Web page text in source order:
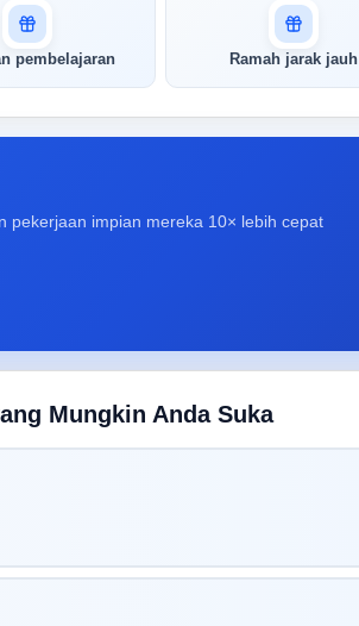
pembelajaran Ramah jarak jauh
pekerjaan impian mereka 10× lebih cepat
Mungkin Anda Suka